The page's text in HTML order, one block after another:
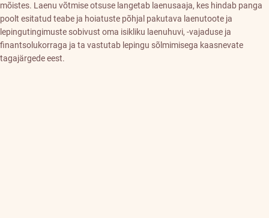
mõistes. Laenu võtmise otsuse langetab laenusaaja, kes hindab panga
poolt esitatud teabe ja hoiatuste põhjal pakutava laenutoote ja
lepingutingimuste sobivust oma isikliku laenuhuvi, -vajaduse ja
finantsolukorraga ja ta vastutab lepingu sõlmimisega kaasnevate
tagajärgede eest.